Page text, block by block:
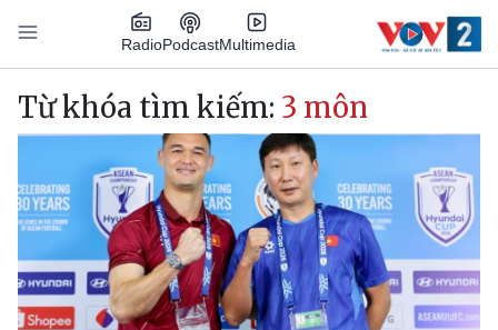
Nhảy đến nội dung
RadioPodcastMultimedia
Main navigation
Từ khóa tìm kiếm: 3 môn